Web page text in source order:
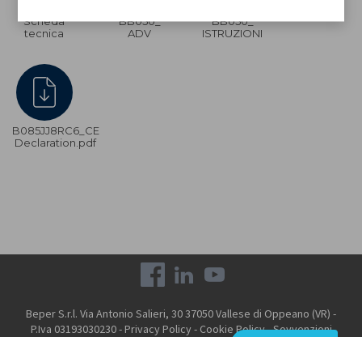
Scheda
tecnica
BB050_
ADV
BB050_
ISTRUZIONI
B085JJ8RC6_CE
Declaration.pdf
Beper S.r.l. Via Antonio Salieri, 30 37050 Vallese di Oppeano (VR) -
P.Iva 03193030230 - Privacy Policy- Cookie Policy-Sovvenzioni